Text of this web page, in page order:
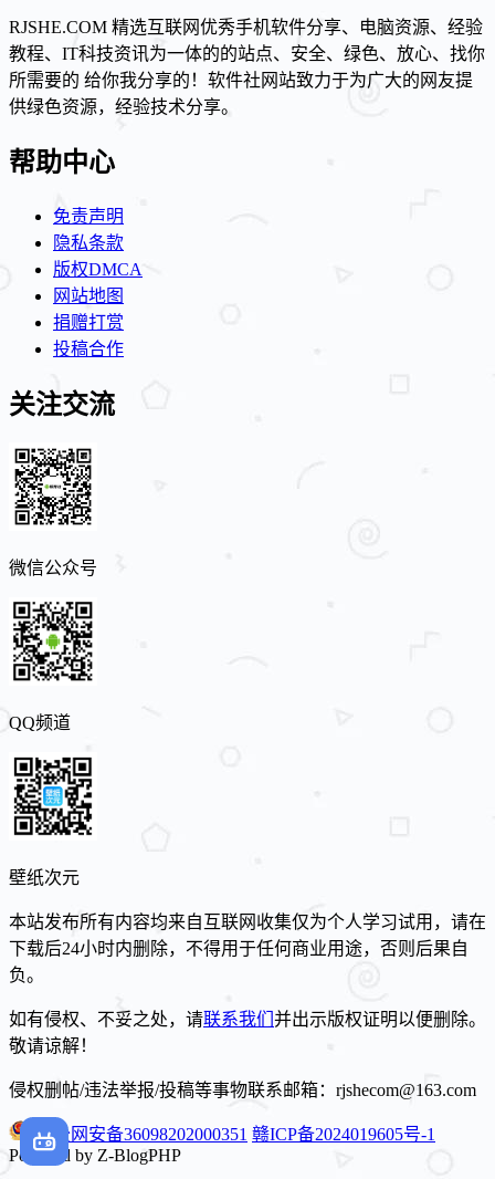
RJSHE.COM 精选互联网优秀手机软件分享、电脑资源、经验
教程、IT科技资讯为一体的的站点、安全、绿色、放心、找你
所需要的 给你我分享的！软件社网站致力于为广大的网友提
供绿色资源，经验技术分享。
帮助中心
免责声明
隐私条款
版权DMCA
网站地图
捐赠打赏
投稿合作
关注交流
微信公众号
QQ频道
壁纸次元
本站发布所有内容均来自互联网收集仅为个人学习试用，请在
下载后24小时内删除，不得用于任何商业用途，否则后果自
负。
如有侵权、不妥之处，请联系我们 并出示版权证明以便删除。
敬请谅解！
侵权删帖/违法举报/投稿等事物联系邮箱：rjshecom@163.com
赣公网安备36098202000351 赣ICP备2024019605号-1
Powered by Z-BlogPHP